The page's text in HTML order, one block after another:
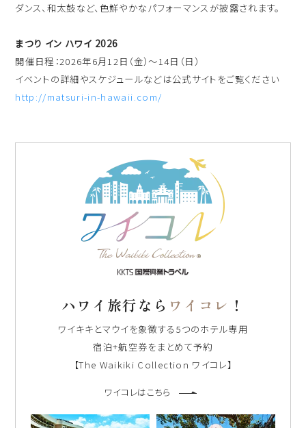
ダンス、和太鼓など、色鮮やかなパフォーマンスが披露されます。
まつり イン ハワイ 2026
開催日程：2026年6月12日（金）～14日（日）
イベントの詳細やスケジュールなどは公式サイトをご覧ください
http://matsuri-in-hawaii.com/
ハワイ旅行なら ワイコレ ！
ワイキキとマウイを象徴する5つのホテル専用
宿泊+航空券をまとめて予約
【The Waikiki Collection ワイコレ】
ワイコレはこちら